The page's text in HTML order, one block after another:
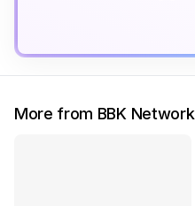
More from BBK Network